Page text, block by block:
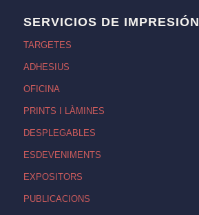
SERVICIOS DE IMPRESIÓN
TARGETES
ADHESIUS
OFICINA
PRINTS I LÀMINES
DESPLEGABLES
ESDEVENIMENTS
EXPOSITORS
PUBLICACIONS